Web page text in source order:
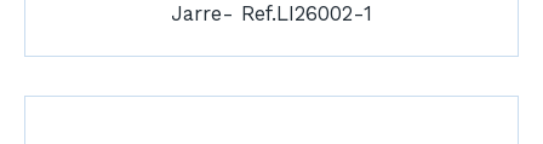
Jarre- Ref.LI26002-1